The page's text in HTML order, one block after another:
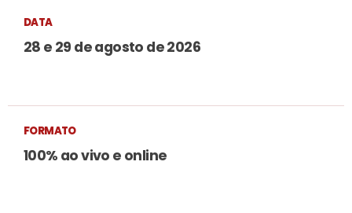
DATA
28 e 29 de agosto de 2026
FORMATO
100% ao vivo e online